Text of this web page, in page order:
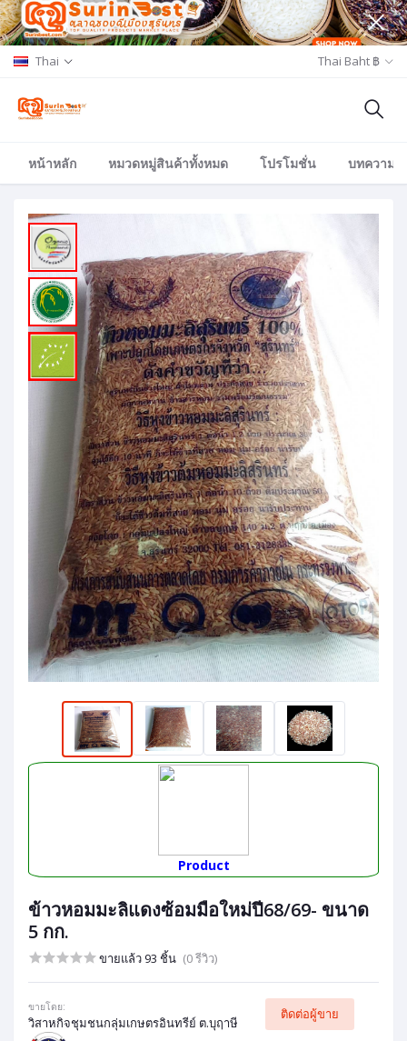
Thai Thai Baht ฿
หน้าหลัก หมวดหมู่สินค้าทั้งหมด โปรโมชั่น บทความ/
Product
ข้าวหอมมะลิแดงซ้อมมือใหม่ปี68/69- ขนาด
5 กก.
ขายแล้ว 93 ชิ้น (0 รีวิว)
ขายโดย:
วิสาหกิจชุมชนกลุ่มเกษตรอินทรีย์ ต.บุฤาษี
ติดต่อผู้ขาย